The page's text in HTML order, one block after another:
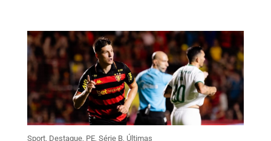
Sport, Destaque, PE, Série B, Últimas